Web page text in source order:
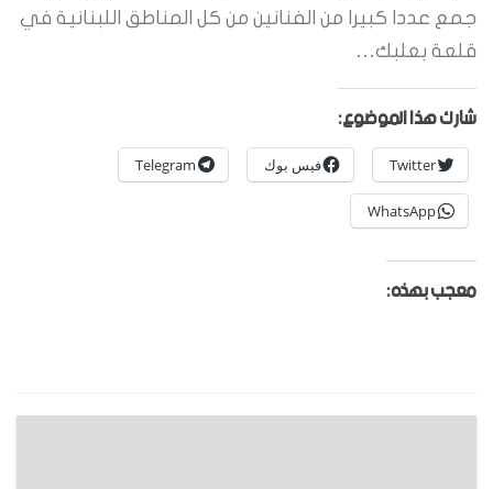
جمع عددا كبيرا من الفنانين من كل المناطق اللبنانية في
قلعة بعلبك…
شارك هذا الموضوع:
Twitter فيس بوك Telegram
WhatsApp
معجب بهذه: